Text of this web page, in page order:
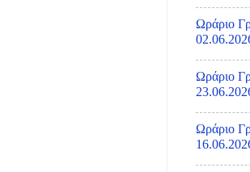
Ωράριο
Ωράριο
Ωράριο